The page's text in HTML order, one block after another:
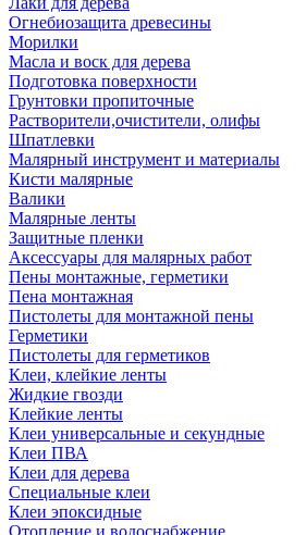
Огнебиозащита древесины
Морилки
Масла и воск для дерева
Подготовка поверхности
Грунтовки пропиточные
Растворители,очистители, олифы
Шпатлевки
Малярный инструмент и материалы
Кисти малярные
Валики
Малярные ленты
Защитные пленки
Аксессуары для малярных работ
Пены монтажные, герметики
Пена монтажная
Пистолеты для монтажной пены
Герметики
Пистолеты для герметиков
Клеи, клейкие ленты
Жидкие гвозди
Клейкие ленты
Клеи универсальные и секундные
Клеи ПВА
Клеи для дерева
Специальные клеи
Клеи эпоксидные
Отопление и водоснабжение